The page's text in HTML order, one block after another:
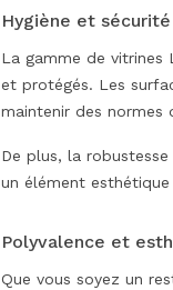
Hygiène et sécurité
La gamme de
et protégés. Les
maintenir des normes
De plus, la
un élément
Polyvalence et
Que vous soyez un